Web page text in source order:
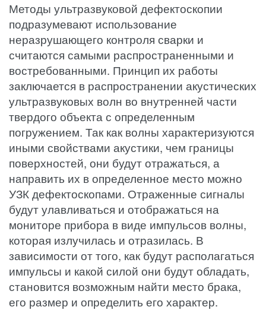
Методы ультразвуковой дефектоскопии
подразумевают использование
неразрушающего контроля сварки и
считаются самыми распространенными и
востребованными. Принцип их работы
заключается в распространении акустических
ультразвуковых волн во внутренней части
твердого объекта с определенным
погружением. Так как волны характеризуются
иными свойствами акустики, чем границы
поверхностей, они будут отражаться, а
направить их в определенное место можно
УЗК дефектоскопами. Отраженные сигналы
будут улавливаться и отображаться на
мониторе прибора в виде импульсов волны,
которая излучилась и отразилась. В
зависимости от того, как будут располагаться
импульсы и какой силой они будут обладать,
становится возможным найти место брака,
его размер и определить его характер.